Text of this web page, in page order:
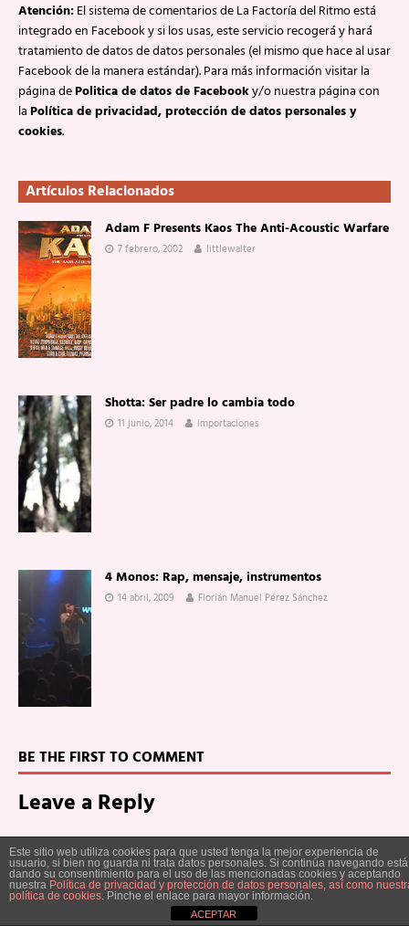
Atención:El sistema de comentarios de La Factoría del Ritmo está
integrado en Facebook y si los usas, este servicio recogerá y hará
tratamiento de datos de datos personales (el mismo que hace al usar
Facebook de la manera estándar). Para más información visitar la
página dePolitica de datos de Facebooky/o nuestra página con
laPolítica de privacidad, protección de datos personales y
cookies.
Artículos Relacionados
Adam F Presents Kaos The Anti-Acoustic Warfare
7 febrero, 2002 littlewalter
Shotta: Ser padre lo cambia todo
11 junio, 2014 importaciones
4 Monos: Rap, mensaje, instrumentos
14 abril, 2009 Florián Manuel Pérez Sánchez
BE THE FIRST TO COMMENT
Leave a Reply
Lo siento, debes estarconectadopara publicar un comentario.
Radio
Este sitio web utiliza cookies para que usted tenga la mejor experiencia de
usuario, si bien no guarda ni trata datos personales. Si continúa navegando está
dando su consentimiento para el uso de las mencionadas cookies y aceptando
nuestra Política de privacidad y protección de datos personales, así como
política de cookies. Pinche el enlace para mayor información.
ACEPTAR